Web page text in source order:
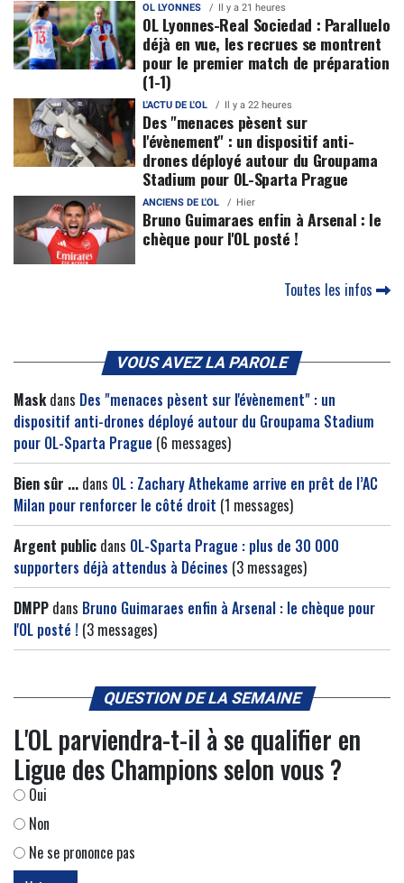
OL LYONNES Il y a 21 heures
OL Lyonnes-Real Sociedad : Paralluelo
déjà en vue, les recrues se montrent
pour le premier match de préparation
(1-1)
L'ACTU DE L'OL Il y a 22 heures
Des "menaces pèsent sur
l'évènement" : un dispositif anti-
drones déployé autour du Groupama
Stadium pour OL-Sparta Prague
ANCIENS DE L'OL Hier
Bruno Guimaraes enfin à Arsenal : le
chèque pour l'OL posté !
Toutes les infos
VOUS AVEZ LA PAROLE
Maskdans Des "menaces pèsent sur l'évènement" : un
dispositif anti-drones déployé autour du Groupama Stadium
pour OL-Sparta Prague (6 messages)
Bien sûr ... dans OL : Zachary Athekame arrive en prêt de l’AC
Milan pour renforcer le côté droit (1 messages)
Argent public dans OL-Sparta Prague : plus de 30 000
supporters déjà attendus à Décines (3 messages)
DMPP dans Bruno Guimaraes enfin à Arsenal : le chèque pour
l'OL posté ! (3 messages)
QUESTION DE LA SEMAINE
L'OL parviendra-t-il à se qualifier en
Ligue des Champions selon vous ?
Oui
Non
Ne se prononce pas